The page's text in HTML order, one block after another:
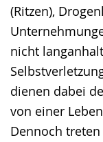
(Ritzen),
nicht
dienen dabei
von einer
Dennoch